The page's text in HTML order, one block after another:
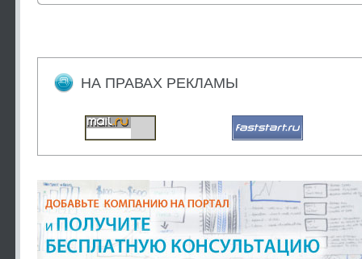
НА ПРАВАХ РЕКЛАМЫ